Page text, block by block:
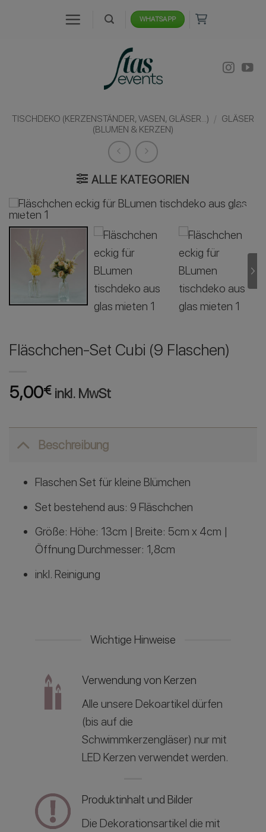
WHATSAPP
TISCHDEKO (KERZENSTÄNDER, VASEN, GLÄSER...) / GLÄSER
(BLUMEN & KERZEN)
ALLE KATEGORIEN
Fläschchen-Set Cubi (9 Flaschen)
5,00€ inkl. MwSt
Beschreibung
Flaschen Set für kleine Blümchen
Set bestehend aus: 9 Fläschchen
Größe: Höhe: 13cm | Breite: 5cm x 4cm |
Öffnung Durchmesser: 1,8cm
inkl. Reinigung
Wichtige Hinweise
Verwendung von Kerzen
Alle unsere Dekoartikel dürfen
(bis auf die
Schwimmkerzengläser) nur mit
LED Kerzen verwendet werden.
Produktinhalt und Bilder
Die Dekorationsartikel die mit